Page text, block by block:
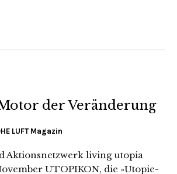
der Veränderung
LUFT Magazin
Aktionsnetzwerk living utopia
UTOPIKON, die »Utopie-